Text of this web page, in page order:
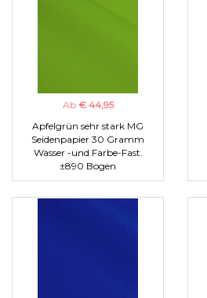
Ab € 44,95
Apfelgrün sehr stark MG
Seidenpapier 30 Gramm
Wasser -und Farbe-Fast.
±890 Bogen